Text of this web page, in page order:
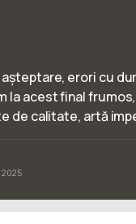
erori cu
la acest final
de calitate, artă